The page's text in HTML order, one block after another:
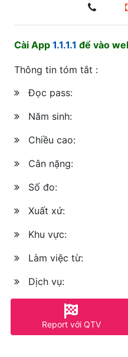
Cài App 1.1.1.1 để vào
Thông tin tóm tắt :
Đọc pass:
Năm sinh:
Chiều cao:
Cân nặng:
Số đo:
Xuất xứ:
Khu vực:
Làm việc từ:
Dịch vụ:
Report với QTV